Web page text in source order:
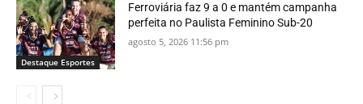
Destaque Esportes
Ferroviária faz 9 a 0 e mantém campanha
perfeita no Paulista Feminino Sub-20
agosto 5, 2026 11:56 pm